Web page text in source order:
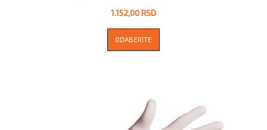
1.152,00 RSD
ODABERITE